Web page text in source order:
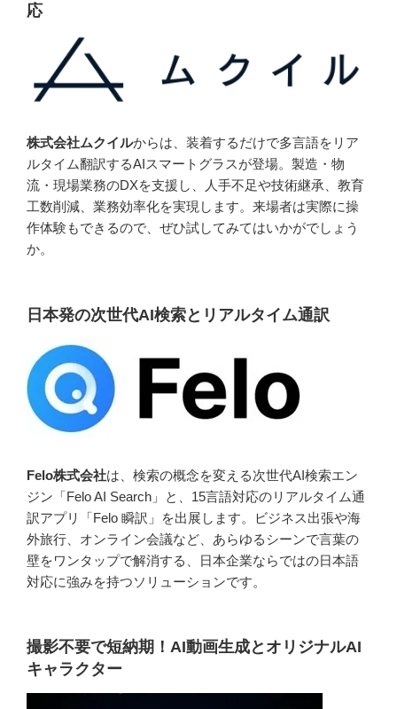
応
株式会社ムクイルからは、装着するだけで多言語をリア
ルタイム翻訳するAIスマートグラスが登場。製造・物
流・現場業務のDXを支援し、人手不足や技術継承、教育
工数削減、業務効率化を実現します。来場者は実際に操
作体験もできるので、ぜひ試してみてはいかがでしょう
か。
日本発の次世代AI検索とリアルタイム通訳
Felo株式会社は、検索の概念を変える次世代AI検索エン
ジン「Felo AI Search」と、15言語対応のリアルタイム通
訳アプリ「Felo 瞬訳」を出展します。ビジネス出張や海
外旅行、オンライン会議など、あらゆるシーンで言葉の
壁をワンタップで解消する、日本企業ならではの日本語
対応に強みを持つソリューションです。
撮影不要で短納期！AI動画生成とオリジナルAI
キャラクター